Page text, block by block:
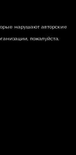
нарушают авторские
пожалуйста,